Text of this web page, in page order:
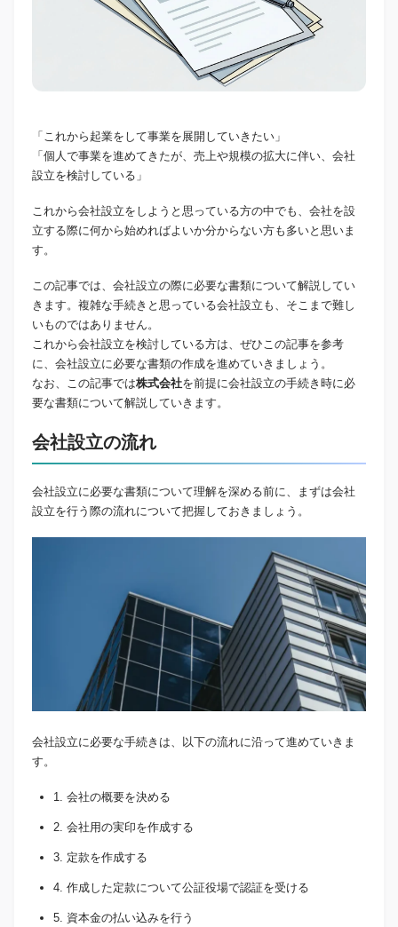
「これから起業をして事業を展開していきたい」
「個人で事業を進めてきたが、売上や規模の拡大に伴い、会社
設立を検討している」
これから会社設立をしようと思っている方の中でも、会社を設
立する際に何から始めればよいか分からない方も多いと思いま
す。
この記事では、会社設立の際に必要な書類について解説してい
きます。複雑な手続きと思っている会社設立も、そこまで難し
いものではありません。
これから会社設立を検討している方は、ぜひこの記事を参考
に、会社設立に必要な書類の作成を進めていきましょう。
なお、この記事では株式会社を前提に会社設立の手続き時に必
要な書類について解説していきます。
会社設立の流れ
会社設立に必要な書類について理解を深める前に、まずは会社
設立を行う際の流れについて把握しておきましょう。
会社設立に必要な手続きは、以下の流れに沿って進めていきま
す。
1. 会社の概要を決める
2. 会社用の実印を作成する
3. 定款を作成する
4. 作成した定款について公証役場で認証を受ける
5. 資本金の払い込みを行う